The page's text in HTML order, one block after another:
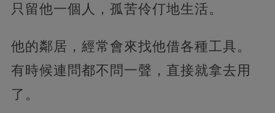
只留他一個人， 孤苦伶仃地生活。
他的鄰居，經常會來找他借各種工具。
有時候連問都不問一聲，直接就拿去用
了。